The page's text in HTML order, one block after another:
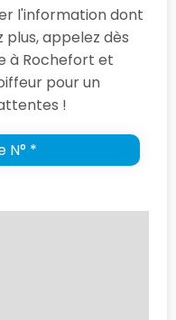
l'information dont
plus, appelez dès
à Rochefort et
pour un
!
*